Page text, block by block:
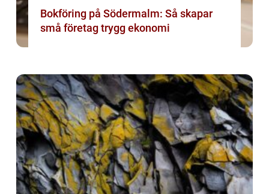
Bokföring på Södermalm: Så skapar
små företag trygg ekonomi